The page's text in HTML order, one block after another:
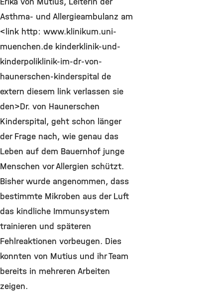
Asthma- und Allergieambulanz am
<link http: www.klinikum.uni-
muenchen.de kinderklinik-und-
kinderpoliklinik-im-dr-von-
haunerschen-kinderspital de
extern diesem link verlassen sie
den>Dr. von Haunerschen
Kinderspital, geht schon länger
der Frage nach, wie genau das
Leben auf dem Bauernhof junge
Menschen vor Allergien schützt.
Bisher wurde angenommen, dass
bestimmte Mikroben aus der Luft
das kindliche Immunsystem
trainieren und späteren
Fehlreaktionen vorbeugen. Dies
konnten von Mutius und ihr Team
bereits in mehreren Arbeiten
zeigen.